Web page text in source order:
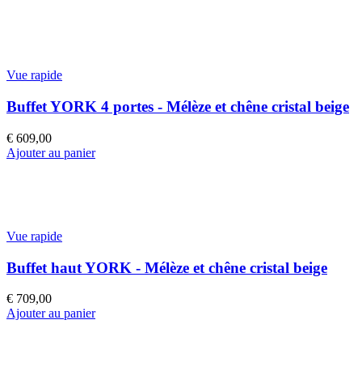
Vue rapide
Buffet YORK 4 portes - Mélèze et chêne cristal beige
€ 609,00
Ajouter au panier
Vue rapide
Buffet haut YORK - Mélèze et chêne cristal beige
€ 709,00
Ajouter au panier